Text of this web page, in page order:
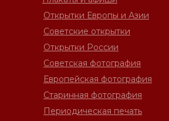
Открытки России
Европейская фотография
Советская фотография
Старинная фотография
Открытки Европы и Азии
Советские открытки
Периодическая печать